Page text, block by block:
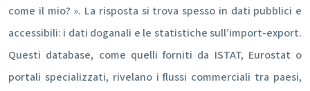
come il mio? ». La risposta si trova spesso in dati pubblici e
accessibili: i dati doganali e le statistiche sull’import-export.
Questi database, come quelli forniti da ISTAT, Eurostat o
portali specializzati, rivelano i flussi commerciali tra paesi,